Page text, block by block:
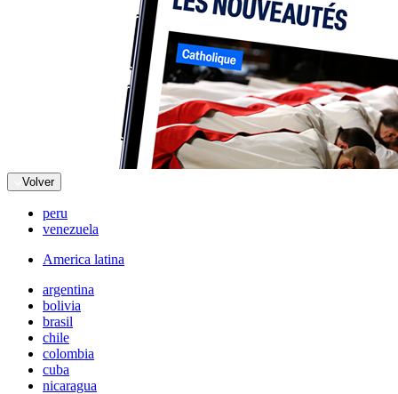
Volver
peru
venezuela
America latina
argentina
bolivia
brasil
chile
colombia
cuba
nicaragua